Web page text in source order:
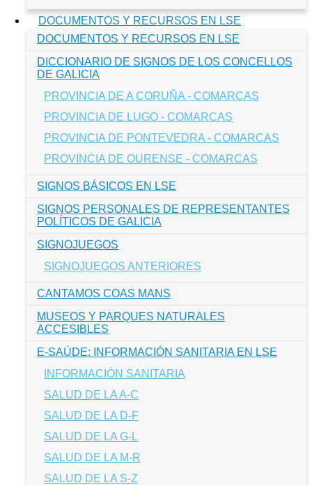
DOCUMENTOS Y RECURSOS EN LSE
DOCUMENTOS Y RECURSOS EN LSE
DICCIONARIO DE SIGNOS DE LOS CONCELLOS
DE GALICIA
PROVINCIA DE A CORUÑA - COMARCAS
PROVINCIA DE LUGO - COMARCAS
PROVINCIA DE PONTEVEDRA - COMARCAS
PROVINCIA DE OURENSE - COMARCAS
SIGNOS BÁSICOS EN LSE
SIGNOS PERSONALES DE REPRESENTANTES
POLÍTICOS DE GALICIA
SIGNOJUEGOS
SIGNOJUEGOS ANTERIORES
CANTAMOS COAS MANS
MUSEOS Y PARQUES NATURALES
ACCESIBLES
E-SAÚDE: INFORMACIÓN SANITARIA EN LSE
INFORMACIÓN SANITARIA
SALUD DE LA A-C
SALUD DE LA D-F
SALUD DE LA G-L
SALUD DE LA M-R
SALUD DE LA S-Z